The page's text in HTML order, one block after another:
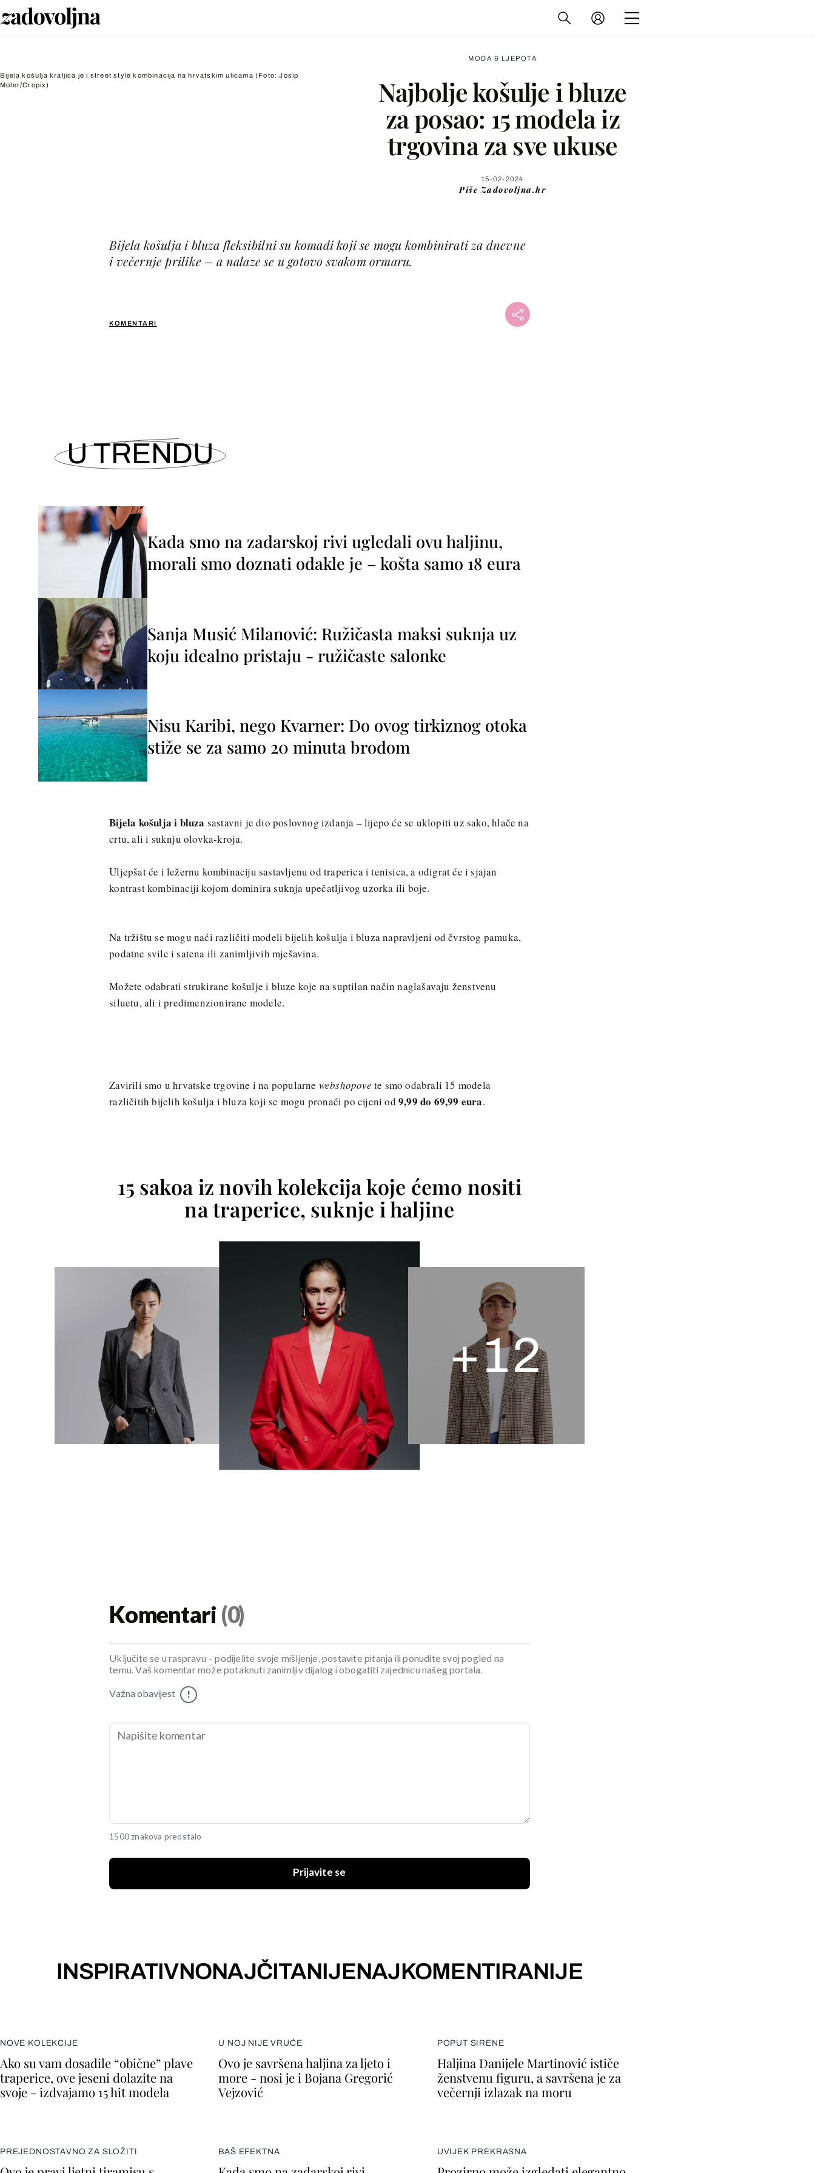
Bijela košulja kraljica je i street style kombinacija na hrvatskim ulicama(Foto: Josip
Moler/Cropix)
MODA & LJEPOTA
Najbolje košulje i bluze
za posao: 15 modela iz
trgovina za sve ukuse
15-02-2024
Piše Zadovoljna.hr
KOMENTARI
Bijela košulja i bluza fleksibilni su komadi koji se mogu kombinirati za dnevne
i večernje prilike – a nalaze se u gotovo svakom ormaru.
Facebook
Viber
U TRENDU
Kada smo na zadarskoj rivi ugledali ovu haljinu,
morali smo doznati odakle je – košta samo 18 eura
Sanja Musić Milanović: Ružičasta maksi suknja uz
koju idealno pristaju - ružičaste salonke
Nisu Karibi, nego Kvarner: Do ovog tirkiznog otoka
stiže se za samo 20 minuta brodom
Bijela košulja i bluza sastavni je dio poslovnog izdanja – lijepo će se uklopiti uz sako, hlače na
crtu, ali i suknju olovka-kroja.
Uljepšat će i ležernu kombinaciju sastavljenu od traperica i tenisica, a odigrat će i sjajan
kontrast kombinaciji kojom dominira suknja upečatljivog uzorka ili boje.
Na tržištu se mogu naći različiti modeli bijelih košulja i bluza napravljeni od čvrstog pamuka,
podatne svile i satena ili zanimljivih mješavina.
Možete odabrati strukirane košulje i bluze koje na suptilan način naglašavaju ženstvenu
siluetu, ali i predimenzionirane modele.
Zavirili smo u hrvatske trgovine i na popularne webshopove te smo odabrali 15 modela
različitih bijelih košulja i bluza koji se mogu pronaći po cijeni od 9,99 do 69,99 eura.
15 sakoa iz novih kolekcija koje ćemo nositi
na traperice, suknje i haljine
+12
Komentari (0)
Uključite se u raspravu – podijelite svoje mišljenje, postavite pitanja ili ponudite svoj pogled na
temu. Vaš komentar može potaknuti zanimljiv dijalog i obogatiti zajednicu našeg portala.
Važna obavijest !
1500 znakova preostalo
Prijavite se
INSPIRATIVNONAJČITANIJENAJKOMENTIRANIJE
NOVE KOLEKCIJE
Ako su vam dosadile “obične” plave
traperice, ove jeseni dolazite na
svoje - izdvajamo 15 hit modela
U NOJ NIJE VRUĆE
Ovo je savršena haljina za ljeto i
more - nosi je i Bojana Gregorić
Vejzović
POPUT SIRENE
Haljina Danijele Martinović ističe
ženstvenu figuru, a savršena je za
večernji izlazak na moru
PREJEDNOSTAVNO ZA SLOŽITI BAŠ EFEKTNA UVIJEK PREKRASNA